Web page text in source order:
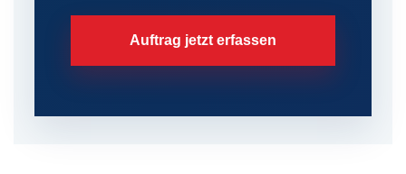
Auftrag jetzt erfassen